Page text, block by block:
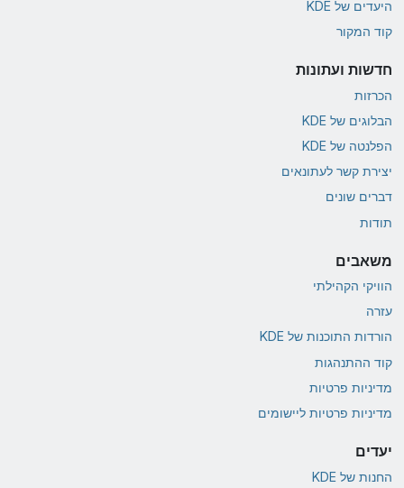
היעדים של KDE
קוד המקור
חדשות ועתונות
הכרזות
הבלוגים של KDE
הפלנטה של KDE
יצירת קשר לעתונאים
דברים שונים
תודות
משאבים
הוויקי הקהילתי
עזרה
הורדות התוכנות של KDE
קוד ההתנהגות
מדיניות פרטיות
מדיניות פרטיות ליישומים
יעדים
החנות של KDE